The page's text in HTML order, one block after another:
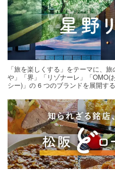
「旅を楽しくする」をテーマに、
や」「界」「リゾナーレ」「OMO(
シー)」の 6 つのブランドを展開す